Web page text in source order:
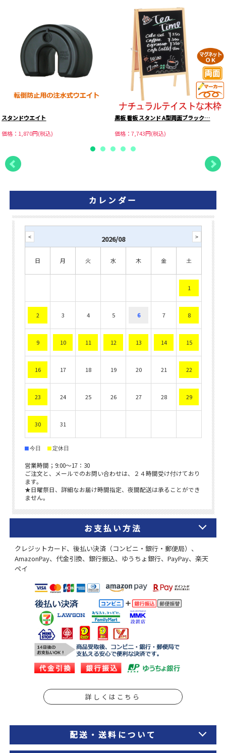
スタンドウエイト
価格：1,870円(税込)
黒板 看板 スタンド A型両面ブラック…
価格：7,743円(税込)
カレンダー
お支払い方法
クレジットカード、後払い決済（コンビニ・銀行・郵便局）、
AmazonPay、代金引換、銀行振込、ゆうちょ銀行、PayPay、楽天
ペイ
詳しくはこちら
配送・送料について